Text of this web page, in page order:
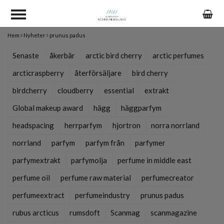
Hem Nyheter prunus padus
Senaste åkerbär arctic bird cherry
arctic perfumes
arcticraspberry
återförsäljare
bird cherry
birdcherry
cloudberry essential
extrakt
Global makeup award
hägg
häggparfym
headspacing
herrparfym hjortron
norra norrland
norrland
parfym parfym från
parfymer
parfymextrakt
parfymolja
perfume in middle east
perfume oil
perfume raw material
perfumecreator
perfumeextract
perfumeindustry
prunus padus
rubus arcticus
rumsdoft Scanmag
scanmagazine